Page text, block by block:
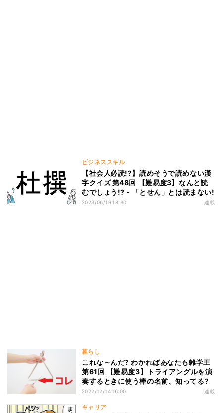
ビジネススキル
【社会人必読!?】読めそうで読めない漢
字クイズ 第48回 【難易度3】なんと読
むでしょう!? - 「とせん」とは読まない!
2023/06/19 18:30 連載
暮らし
これな～んだ? わかればあなたも雑学王
第61回 【難易度3】トライアングルを演
奏するときに使う棒の名前、知ってる?
2022/12/14 16:00 連載
キャリア